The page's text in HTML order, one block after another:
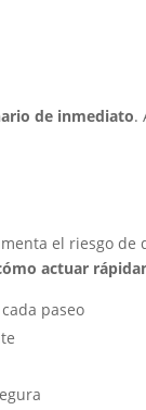
de inmediato.
el riesgo
actuar
paseo